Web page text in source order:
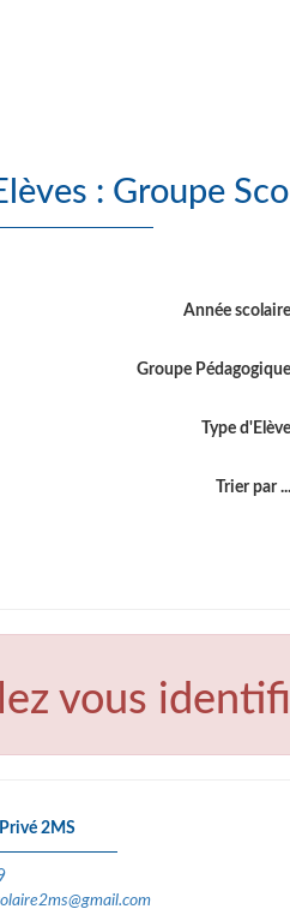
Liste des Elèves :
Année scolaire
Groupe Pédagogique
Type d'Elève
Trier par ...
vous
2MS